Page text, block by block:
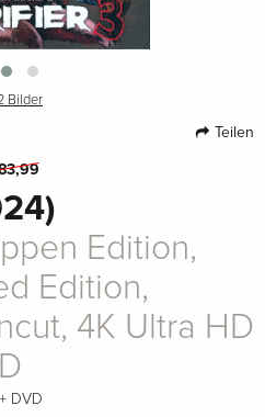
Bilder
Teilen
Edition,
Edition,
4K Ultra HD
DVD